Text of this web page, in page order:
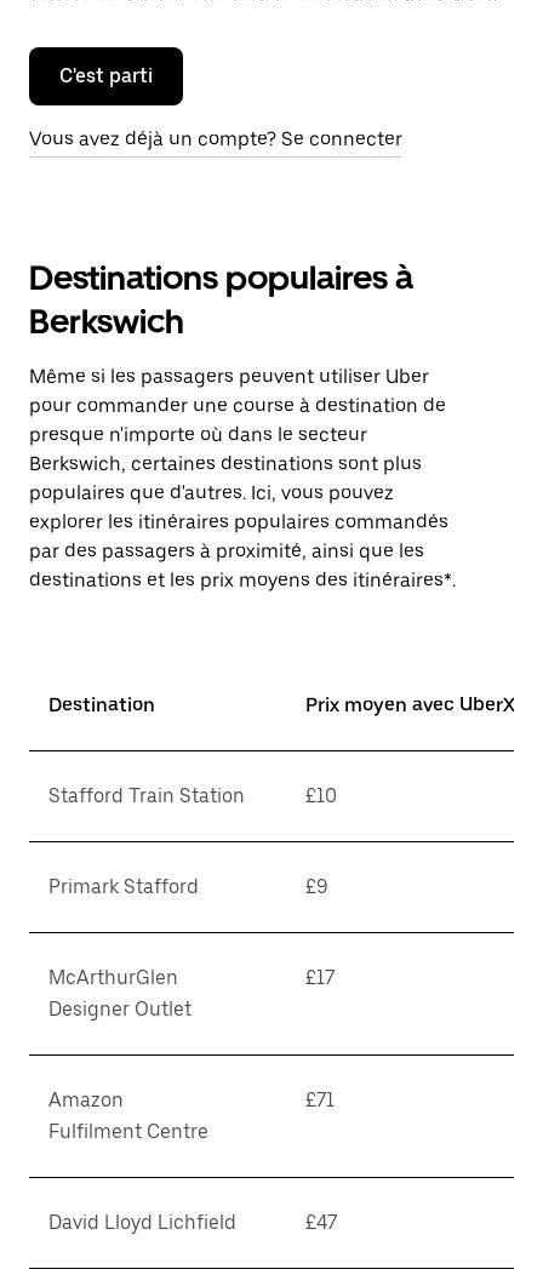
C'est parti
Vous avez déjà un compte? Se connecter
Destinations populaires à
Berkswich
Même si les passagers peuvent utiliser Uber
pour commander une course à destination de
presque n'importe où dans le secteur
Berkswich, certaines destinations sont plus
populaires que d'autres. Ici, vous pouvez
explorer les itinéraires populaires commandés
par des passagers à proximité, ainsi que les
destinations et les prix moyens des itinéraires*.
Destination Prix moyen avec UberX*
Stafford Train Station £10
Primark Stafford £9
McArthurGlen
Designer Outlet
£17
Amazon
Fulfilment Centre
£71
David Lloyd Lichfield £47